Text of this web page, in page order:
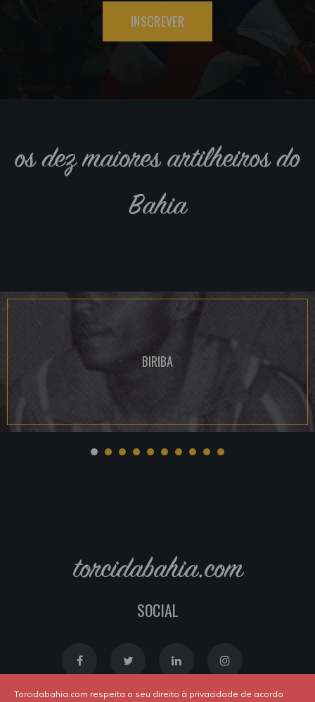
INSCREVER
os dez maiores artilheiros do
Bahia
BIRIBA
torcidabahia.com
SOCIAL
Torcidabahia.com respeita o seu direito à privacidade de acordo